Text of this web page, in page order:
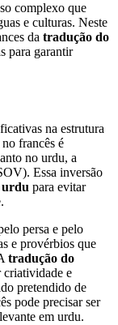
complexo que
e culturas. Neste
da tradução do
para garantir
na estrutura
francês é
no urdu, a
Essa inversão
urdu para evitar
persa e pelo
e provérbios que
tradução do
criatividade e
pretendido de
pode precisar ser
em urdu.